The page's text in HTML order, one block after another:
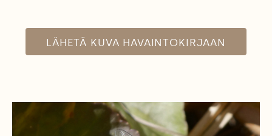
LÄHETÄ KUVA HAVAINTOKIRJAAN